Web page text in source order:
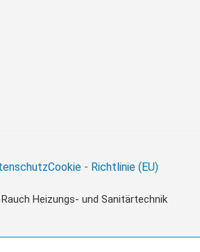
Cookie - Richtlinie (EU)
Heizungs- und Sanitärtechnik